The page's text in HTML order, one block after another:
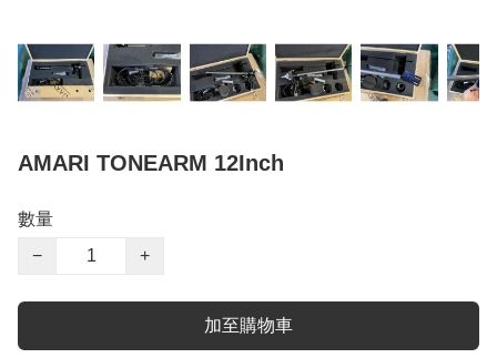
AMARI TONEARM 12Inch
數量
−
+
加至購物車